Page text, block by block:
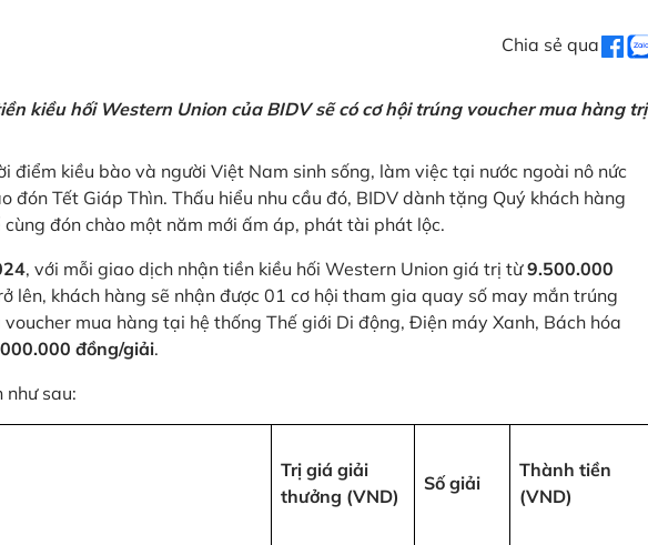
Chia sẻ qua
kiều hối Western Union của BIDV sẽ có cơ hội trúng voucher mua hàng trị
điểm kiều bào và người Việt Nam sinh sống, làm việc tại nước ngoài nô nức
đón Tết Giáp Thìn. Thấu hiểu nhu cầu đó, BIDV dành tặng Quý khách hàng
đón chào một năm mới ấm áp, phát tài phát lộc.
, với mỗi giao dịch nhận tiền kiều hối Western Union giá trị từ9.500.000
lên, khách hàng sẽ nhận được 01 cơ hội tham gia quay số may mắn trúng
voucher mua hàng tại hệ thống Thế giới Di động, Điện máy Xanh, Bách hóa
đồng/giải.
như sau:
Trị giá giải
thưởng (VND)
Số giải
Thành tiền
(VND)